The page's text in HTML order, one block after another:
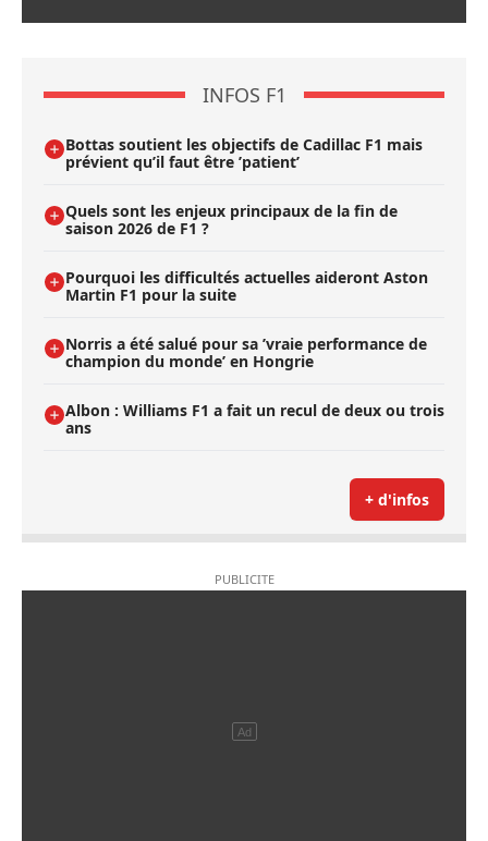
INFOS F1
Bottas soutient les objectifs de Cadillac F1 mais
prévient qu’il faut être ’patient’
Quels sont les enjeux principaux de la fin de
saison 2026 de F1 ?
Pourquoi les difficultés actuelles aideront Aston
Martin F1 pour la suite
Norris a été salué pour sa ’vraie performance de
champion du monde’ en Hongrie
Albon : Williams F1 a fait un recul de deux ou trois
ans
+ d'infos